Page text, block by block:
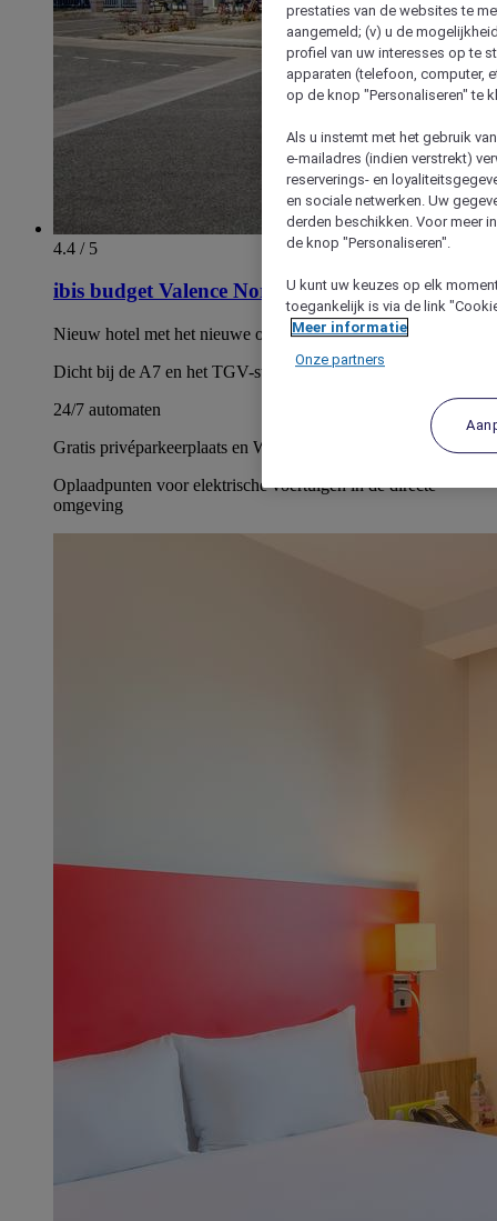
4.4 / 5
ibis budget Valence Nord Plateau des Couleures
Nieuw hotel met het nieuwe ontwerpconcept van het merk
Dicht bij de A7 en het TGV-station
24/7 automaten
Gratis privéparkeerplaats en WiFi
Oplaadpunten voor elektrische voertuigen in de directe
omgeving
prestaties van de websites te
aangemeld; (v) u de
profiel van uw interesses op te
apparaten (telefoon, computer,
op de knop "Personaliseren" te
Als u instemt met het gebruik
e-mailadres (indien verstrekt)
reserverings- en
en sociale netwerken. Uw
derden beschikken. Voor meer
de knop "Personaliseren".
U kunt uw keuzes op elk
toegankelijk is via de link
Meer informatie
Onze partners